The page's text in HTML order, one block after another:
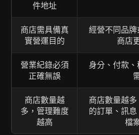
件地址
商店需具備真
實營運目的
經營不同品
商店
營業紀錄必須
正確無誤
身分、付款
商店數量越
多，管理難度
越高
商店數量越
的訂單、訊
檔